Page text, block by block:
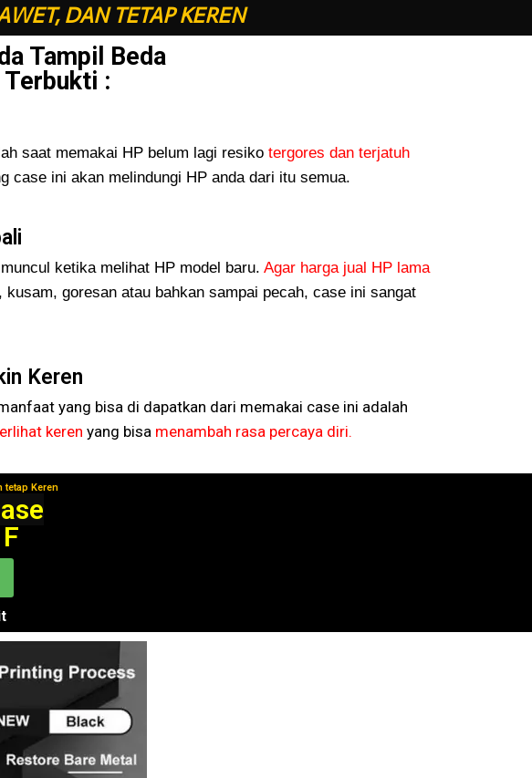
DAN TETAP KEREN
Tampil Beda
Terbukti :
saat memakai HP belum lagi resiko tergores dan terjatuh
case ini akan melindungi HP anda dari itu semua.
ketika melihat HP model baru. Agar harga jual HP lama
goresan atau bahkan sampai pecah, case ini sangat
Keren
yang bisa di dapatkan dari memakai case ini adalah
keren yang bisa menambah rasa percaya diri.
tetap Keren